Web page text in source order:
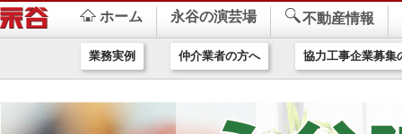
ホーム 永谷の演芸場 不動産情報
業務実例 仲介業者の方へ 協力工事企業募集